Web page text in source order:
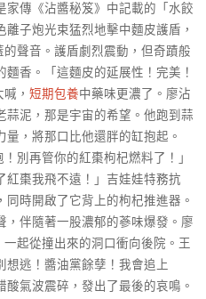
家傳《沾醬秘笈》中記載的「水餃
子炮光束猛烈地擊中麵皮護盾，
的聲音。護盾劇烈震動，但奇蹟般
香。「這麵皮的延展性！完美！
， 短期包養中藥味更濃了。廖沾
蒜泥，那是宇宙的希望。他跑到蒜
，將那口比他還胖的缸抱起。
別再管你的紅棗枸杞燃料了！」
紅棗我飛不遠！」吉娃娃特務抗
時開啟了它背上的枸杞推進器。
，伴隨著一股濃郁的蔘味爆發。廖
起從撞出來的洞口衝向後院。王
想逃！醬油黨餘孽！我會追上
氣波震碎，發出了最後的哀鳴。